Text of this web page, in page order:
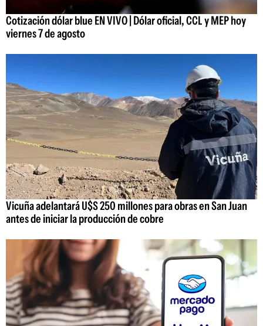
Cotización dólar blue EN VIVO | Dólar oficial, CCL y MEP hoy
viernes 7 de agosto
Vicuña adelantará U$S 250 millones para obras en San Juan
antes de iniciar la producción de cobre